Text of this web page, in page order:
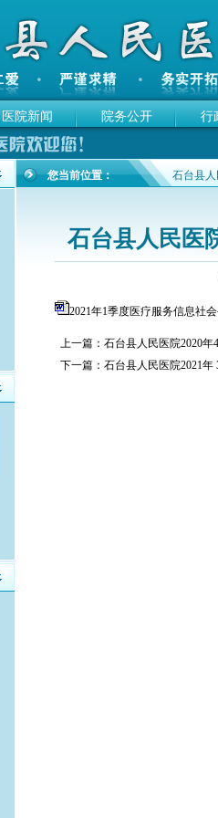
医院新闻 院务公开 行
您当前位置： 石台县
石台县人民医
2021年1季度医疗服务信息社
上一篇： 石台县人民医院2020
下一篇： 石台县人民医院2021